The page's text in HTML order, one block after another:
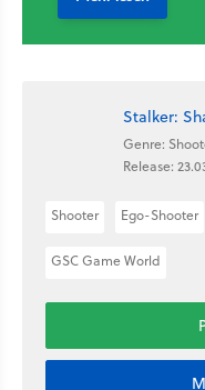
Stalker:
Genre:
Release:
Shooter Ego-Shooter
GSC Game World